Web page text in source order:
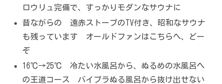
ロウリュ完備で、すっかりモダンなサウナに
昔ながらの 遠赤ストーブのTV付き、昭和なサウナ
も残っています オールドファンはこちらへ、どー
ぞ
16℃→25℃ 冷たい水風呂から、ぬるめの水風呂へ
の王道コース バイブラぬる風呂から抜け出せない